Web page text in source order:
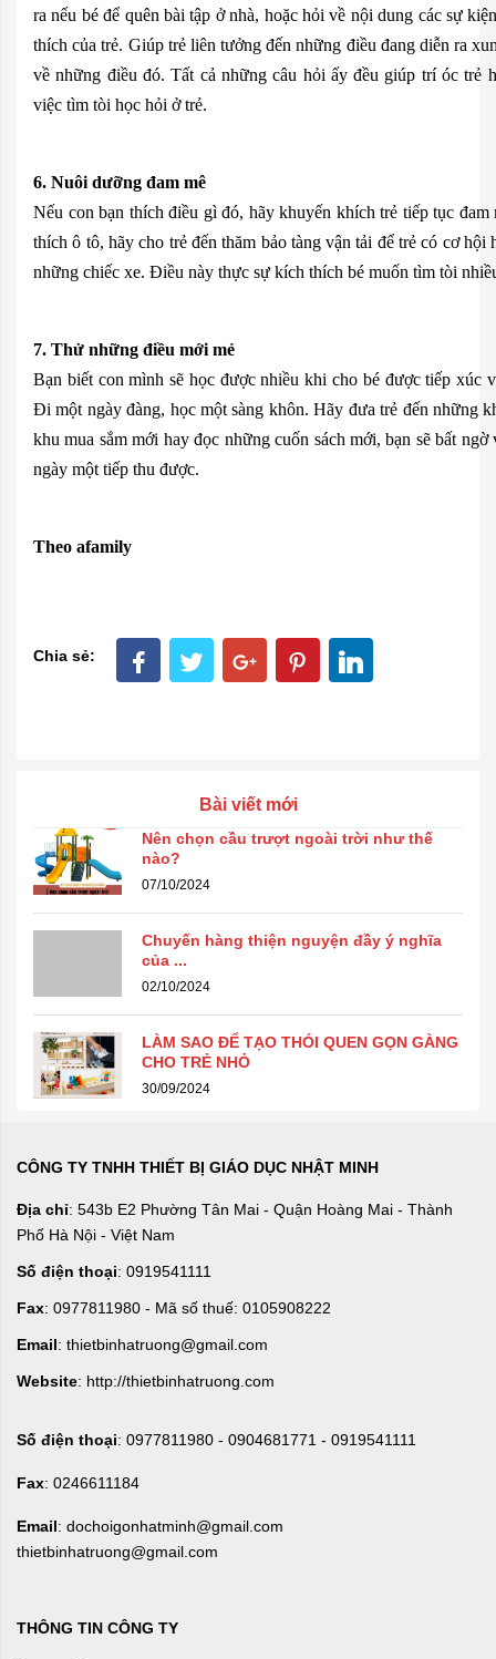
ra nếu bé để quên bài tập ở nhà, hoặc hỏi về nội dung các sự
thích của trẻ. Giúp trẻ liên tưởng đến những điều đang diễn ra
về những điều đó. Tất cả những câu hỏi ấy đều giúp trí óc trẻ
việc tìm tòi học hỏi ở trẻ.
6. Nuôi dưỡng đam mê
Nếu con bạn thích điều gì đó, hãy khuyến khích trẻ tiếp tục
thích ô tô, hãy cho trẻ đến thăm bảo tàng vận tải để trẻ có cơ hội
những chiếc xe. Điều này thực sự kích thích bé muốn tìm tòi
7. Thử những điều mới mẻ
Bạn biết con mình sẽ học được nhiều khi cho bé được tiếp xúc
Đi một ngày đàng, học một sàng khôn. Hãy đưa trẻ đến những
khu mua sắm mới hay đọc những cuốn sách mới, bạn sẽ bất
ngày một tiếp thu được.
Theo afamily
Chia sẻ:
Bài viết mới
Nên chọn cầu trượt ngoài trời như thế
nào?
07/10/2024
Chuyến hàng thiện nguyện đầy ý nghĩa
của ...
02/10/2024
LÀM SAO ĐỂ TẠO THÓI QUEN GỌN GÀNG
CHO TRẺ NHỎ
30/09/2024
CÔNG TY TNHH THIẾT BỊ GIÁO DỤC NHẬT MINH
Địa chỉ: 543b E2 Phường Tân Mai - Quận Hoàng Mai - Thành
Phố Hà Nội - Việt Nam
Số điện thoại: 0919541111
Fax: 0977811980 - Mã số thuế: 0105908222
Email: thietbinhatruong@gmail.com
Website: http://thietbinhatruong.com
Số điện thoại: 0977811980 - 0904681771 - 0919541111
Fax: 0246611184
Email: dochoigonhatminh@gmail.com
thietbinhatruong@gmail.com
THÔNG TIN CÔNG TY